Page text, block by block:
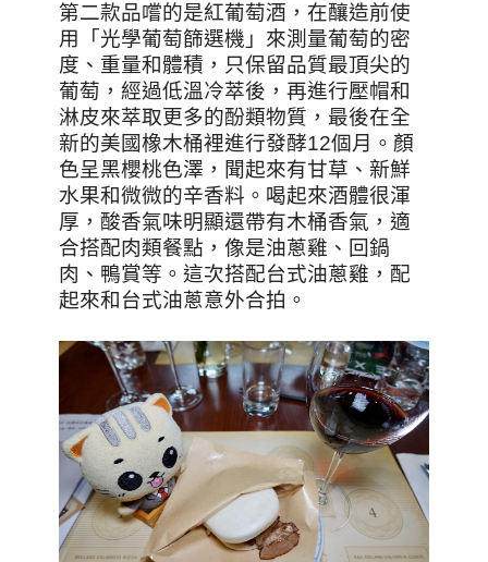
第二款品嚐的是紅葡萄酒，在釀造前使
用「光學葡萄篩選機」來測量葡萄的密
度、重量和體積，只保留品質最頂尖的
葡萄，經過低溫冷萃後，再進行壓帽和
淋皮來萃取更多的酚類物質，最後在全
新的美國橡木桶裡進行發酵12個月。顏
色呈黑櫻桃色澤，聞起來有甘草、新鮮
水果和微微的辛香料。喝起來酒體很渾
厚，酸香氣味明顯還帶有木桶香氣，適
合搭配肉類餐點，像是油蔥雞、回鍋
肉、鴨賞等。這次搭配台式油蔥雞，配
起來和台式油蔥意外合拍。